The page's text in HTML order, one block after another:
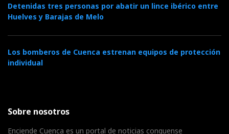
Detenidas tres personas por abatir un lince ibérico entre
Huelves y Barajas de Melo
Los bomberos de Cuenca estrenan equipos de protección
individual
Sobre nosotros
Enciende Cuenca es un portal de noticias conquense